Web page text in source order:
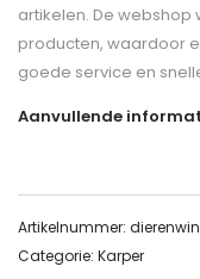
artikelen. De
producten, waardoor
goede service en
Aanvullende
Artikelnummer:
Categorie: Karper